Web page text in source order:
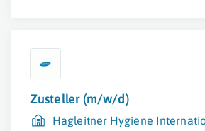
Zusteller (m/w/d)
Hagleitner Hygiene